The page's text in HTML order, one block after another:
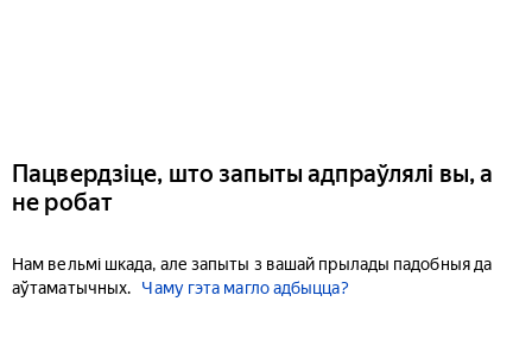
Пацвердзіце, што запыты адпраўлялі вы, а
не робат
Нам вельмі шкада, але запыты з вашай прылады падобныя да
аўтаматычных.
Чаму гэта магло адбыцца?